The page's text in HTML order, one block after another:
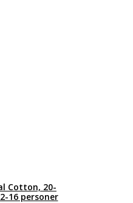
Cotton, 20-
16 personer